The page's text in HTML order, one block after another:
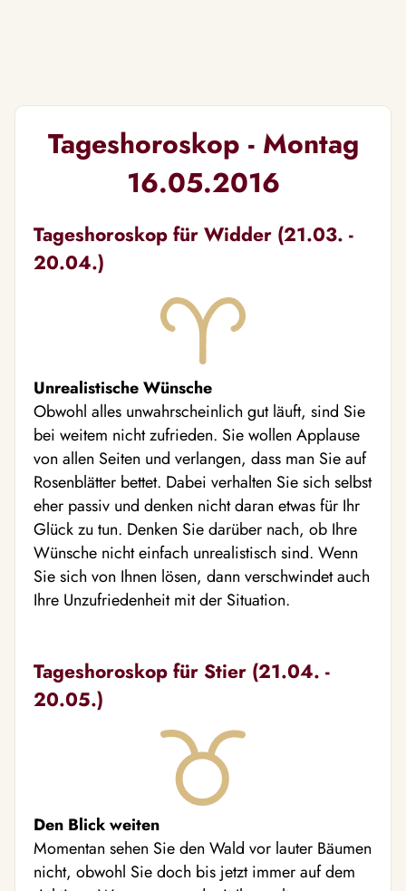
Tageshoroskop - Montag
16.05.2016
Tageshoroskop für Widder (21.03. -
20.04.)
Unrealistische Wünsche
Obwohl alles unwahrscheinlich gut läuft, sind Sie
bei weitem nicht zufrieden. Sie wollen Applause
von allen Seiten und verlangen, dass man Sie auf
Rosenblätter bettet. Dabei verhalten Sie sich selbst
eher passiv und denken nicht daran etwas für Ihr
Glück zu tun. Denken Sie darüber nach, ob Ihre
Wünsche nicht einfach unrealistisch sind. Wenn
Sie sich von Ihnen lösen, dann verschwindet auch
Ihre Unzufriedenheit mit der Situation.
Tageshoroskop für Stier (21.04. -
20.05.)
Den Blick weiten
Momentan sehen Sie den Wald vor lauter Bäumen
nicht, obwohl Sie doch bis jetzt immer auf dem